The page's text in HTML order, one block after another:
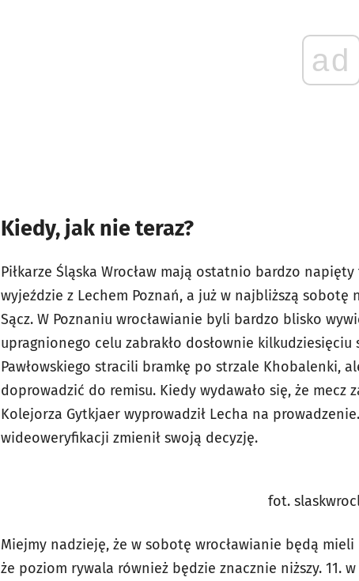
ad
Kiedy, jak nie teraz?
Piłkarze Śląska Wrocław mają ostatnio bardzo
wyjeździe z Lechem Poznań, a już w najbliższą
Sącz. W Poznaniu wrocławianie byli bardzo blisko
upragnionego celu zabrakło dosłownie
Pawłowskiego stracili bramkę po strzale Khobalenki,
doprowadzić do remisu. Kiedy wydawało się, że
Kolejorza Gytkjaer wyprowadził Lecha na
wideoweryfikacji zmienił swoją decyzję.
fot.
Miejmy nadzieję, że w sobotę wrocławianie będą
że poziom rywala również będzie znacznie niższy. 11.